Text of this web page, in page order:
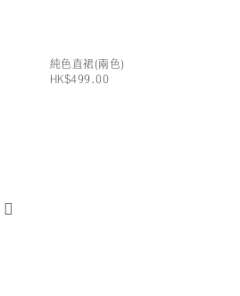
純色直裙(兩色)
HK$499.00